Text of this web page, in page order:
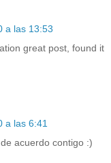
a las 13:53
great post, found it
a las 6:41
acuerdo contigo :)